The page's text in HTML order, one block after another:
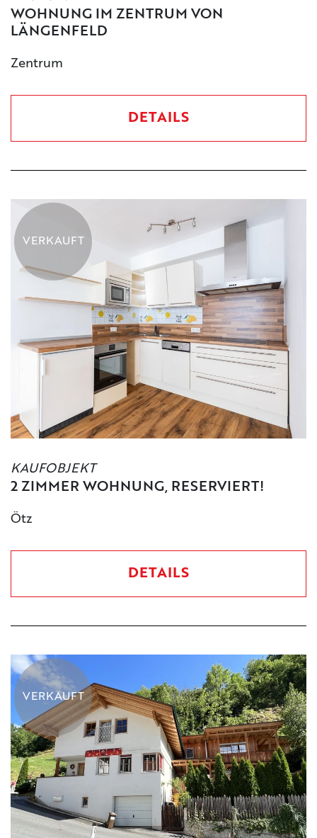
WOHNUNG IM ZENTRUM VON
LÄNGENFELD
Zentrum
DETAILS
VERKAUFT
KAUFOBJEKT
2 ZIMMER WOHNUNG, RESERVIERT!
Ötz
DETAILS
VERKAUFT